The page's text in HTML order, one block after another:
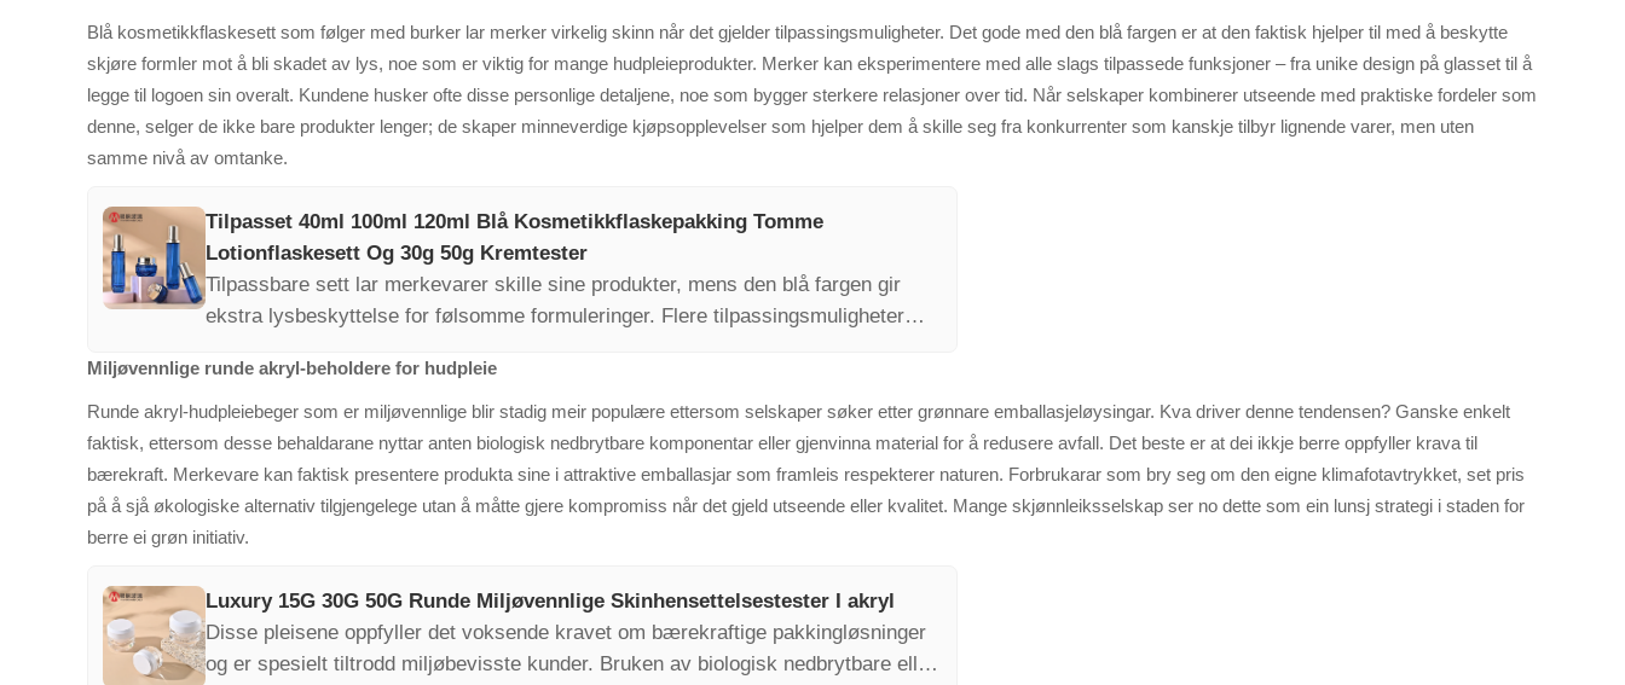
Blå kosmetikkflaskesett som følger med burker lar merker virkelig skinn når det gjelder tilpassingsmuligheter. Det gode med den blå fargen er at den faktisk hjelper til med å beskytte
skjøre formler mot å bli skadet av lys, noe som er viktig for mange hudpleieprodukter. Merker kan eksperimentere med alle slags tilpassede funksjoner – fra unike design på glasset til å
legge til logoen sin overalt. Kundene husker ofte disse personlige detaljene, noe som bygger sterkere relasjoner over tid. Når selskaper kombinerer utseende med praktiske fordeler som
denne, selger de ikke bare produkter lenger; de skaper minneverdige kjøpsopplevelser som hjelper dem å skille seg fra konkurrenter som kanskje tilbyr lignende varer, men uten
samme nivå av omtanke.
Tilpasset 40ml 100ml 120ml Blå Kosmetikkflaskepakking Tomme
Lotionflaskesett Og 30g 50g Kremtester
Tilpassbare sett lar merkevarer skille sine produkter, mens den blå fargen gir
ekstra lysbeskyttelse for følsomme formuleringer. Flere tilpassingsmuligheter
Miljøvennlige runde akryl-beholdere for hudpleie
Runde akryl-hudpleiebeger som er miljøvennlige blir stadig meir populære ettersom selskaper søker etter grønnare emballasjeløysingar. Kva driver denne tendensen? Ganske enkelt
faktisk, ettersom desse behaldarane nyttar anten biologisk nedbrytbare komponentar eller gjenvinna material for å redusere avfall. Det beste er at dei ikkje berre oppfyller krava til
bærekraft. Merkevare kan faktisk presentere produkta sine i attraktive emballasjar som framleis respekterer naturen. Forbrukarar som bry seg om den eigne klimafotavtrykket, set pris
på å sjå økologiske alternativ tilgjengelege utan å måtte gjere kompromiss når det gjeld utseende eller kvalitet. Mange skjønnleiksselskap ser no dette som ein lunsj strategi i staden for
berre ei grøn initiativ.
Luxury 15G 30G 50G Runde Miljøvennlige Skinhensettelsestester I akryl
Disse pleisene oppfyller det voksende kravet om bærekraftige pakkingløsninger
og er spesielt tiltrodd miljøbevisste kunder. Bruken av biologisk nedbrytbare eller